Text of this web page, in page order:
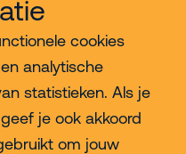
cookies
analytische
statistieken. Als je
je ook akkoord
om jouw